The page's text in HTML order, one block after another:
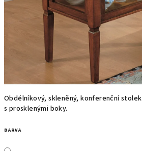
Obdélníkový, skleněný, konferenční stolek
s prosklenými boky.
BARVA